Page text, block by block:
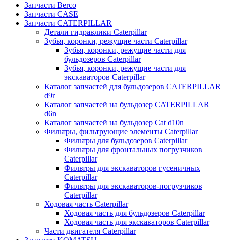
Запчасти Berco
Запчасти CASE
Запчасти CATERPILLAR
Детали гидравлики Caterpillar
Зубья, коронки, режущие части Caterpillar
Зубья, коронки, режущие части для
бульдозеров Caterpillar
Зубья, коронки, режущие части для
экскаваторов Caterpillar
Каталог запчастей для бульдозеров CATERPILLAR
d9r
Каталог запчастей на бульдозер CATERPILLAR
d6n
Каталог запчастей на бульдозер Сat d10n
Фильтры, фильтрующие элементы Caterpillar
Фильтры для бульдозеров Caterpillar
Фильтры для фронтальных погрузчиков
Caterpillar
Фильтры для экскаваторов гусеничных
Caterpillar
Фильтры для экскаваторов-погрузчиков
Caterpillar
Ходовая часть Caterpillar
Ходовая часть для бульдозеров Caterpillar
Ходовая часть для экскаваторов Caterpillar
Части двигателя Caterpillar